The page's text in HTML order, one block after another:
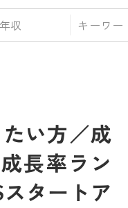
年収
い方／成
長率ラン
タートア